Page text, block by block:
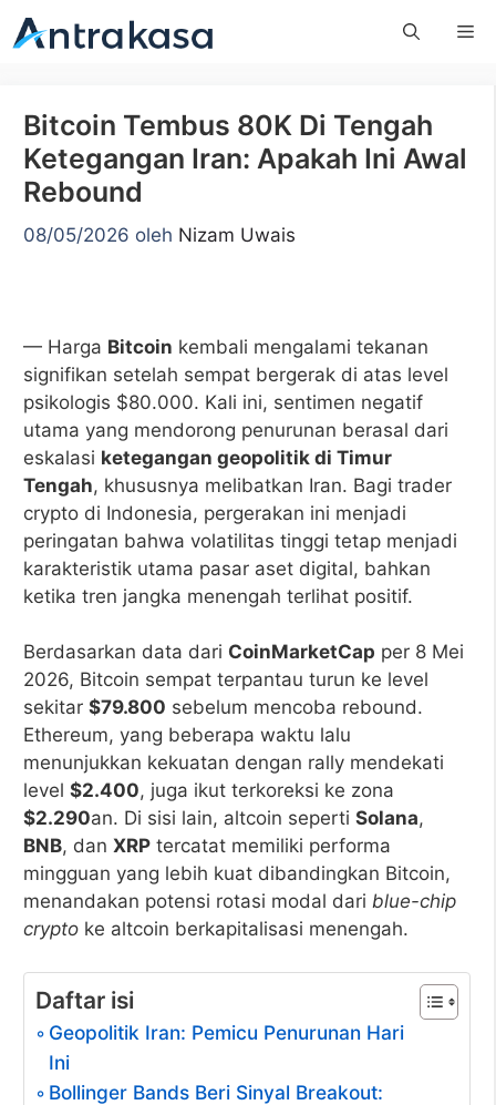
Langsung
ke
Bitcoin Tembus 80K Di Tengah
Ketegangan Iran: Apakah Ini Awal
Rebound
08/05/2026 oleh Nizam Uwais
— Harga Bitcoin kembali mengalami tekanan
signifikan setelah sempat bergerak di atas level
psikologis $80.000. Kali ini, sentimen negatif
utama yang mendorong penurunan berasal dari
eskalasi ketegangan geopolitik di Timur
Tengah, khususnya melibatkan Iran. Bagi trader
crypto di Indonesia, pergerakan ini menjadi
peringatan bahwa volatilitas tinggi tetap menjadi
karakteristik utama pasar aset digital, bahkan
ketika tren jangka menengah terlihat positif.
Berdasarkan data dari CoinMarketCap per 8 Mei
2026, Bitcoin sempat terpantau turun ke level
sekitar $79.800 sebelum mencoba rebound.
Ethereum, yang beberapa waktu lalu
menunjukkan kekuatan dengan rally mendekati
level $2.400, juga ikut terkoreksi ke zona
$2.290an. Di sisi lain, altcoin seperti Solana,
BNB, dan XRP tercatat memiliki performa
mingguan yang lebih kuat dibandingkan Bitcoin,
menandakan potensi rotasi modal dari blue-chip
crypto ke altcoin berkapitalisasi menengah.
Daftar isi
Geopolitik Iran: Pemicu Penurunan Hari
Ini
Bollinger Bands Beri Sinyal Breakout: